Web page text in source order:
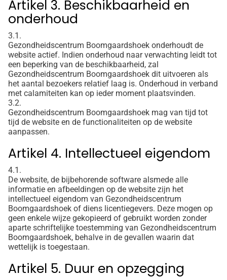
Artikel 3. Beschikbaarheid en
onderhoud
3.1.
Gezondheidscentrum Boomgaardshoek onderhoudt de
website actief. Indien onderhoud naar verwachting leidt tot
een beperking van de beschikbaarheid, zal
Gezondheidscentrum Boomgaardshoek dit uitvoeren als
het aantal bezoekers relatief laag is. Onderhoud in verband
met calamiteiten kan op ieder moment plaatsvinden.
3.2.
Gezondheidscentrum Boomgaardshoek mag van tijd tot
tijd de website en de functionaliteiten op de website
aanpassen.
Artikel 4. Intellectueel eigendom
4.1.
De website, de bijbehorende software alsmede alle
informatie en afbeeldingen op de website zijn het
intellectueel eigendom van Gezondheidscentrum
Boomgaardshoek of diens licentiegevers. Deze mogen op
geen enkele wijze gekopieerd of gebruikt worden zonder
aparte schriftelijke toestemming van Gezondheidscentrum
Boomgaardshoek, behalve in de gevallen waarin dat
wettelijk is toegestaan.
Artikel 5. Duur en opzegging